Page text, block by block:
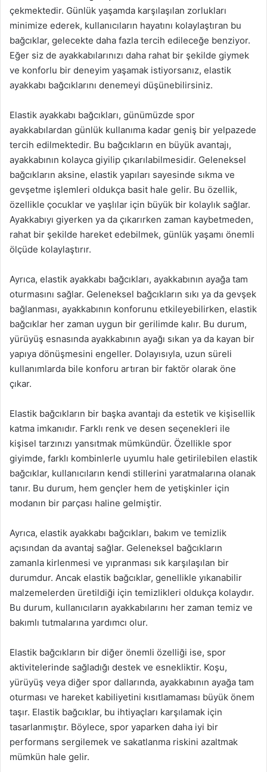
çekmektedir. Günlük yaşamda karşılaşılan zorlukları
minimize ederek, kullanıcıların hayatını kolaylaştıran bu
bağcıklar, gelecekte daha fazla tercih edileceğe benziyor.
Eğer siz de ayakkabılarınızı daha rahat bir şekilde giymek
ve konforlu bir deneyim yaşamak istiyorsanız, elastik
ayakkabı bağcıklarını denemeyi düşünebilirsiniz.
Elastik ayakkabı bağcıkları, günümüzde spor
ayakkabılardan günlük kullanıma kadar geniş bir yelpazede
tercih edilmektedir. Bu bağcıkların en büyük avantajı,
ayakkabının kolayca giyilip çıkarılabilmesidir. Geleneksel
bağcıkların aksine, elastik yapıları sayesinde sıkma ve
gevşetme işlemleri oldukça basit hale gelir. Bu özellik,
özellikle çocuklar ve yaşlılar için büyük bir kolaylık sağlar.
Ayakkabıyı giyerken ya da çıkarırken zaman kaybetmeden,
rahat bir şekilde hareket edebilmek, günlük yaşamı önemli
ölçüde kolaylaştırır.
Ayrıca, elastik ayakkabı bağcıkları, ayakkabının ayağa tam
oturmasını sağlar. Geleneksel bağcıkların sıkı ya da gevşek
bağlanması, ayakkabının konforunu etkileyebilirken, elastik
bağcıklar her zaman uygun bir gerilimde kalır. Bu durum,
yürüyüş esnasında ayakkabının ayağı sıkan ya da kayan bir
yapıya dönüşmesini engeller. Dolayısıyla, uzun süreli
kullanımlarda bile konforu artıran bir faktör olarak öne
çıkar.
Elastik bağcıkların bir başka avantajı da estetik ve kişisellik
katma imkanıdır. Farklı renk ve desen seçenekleri ile
kişisel tarzınızı yansıtmak mümkündür. Özellikle spor
giyimde, farklı kombinlerle uyumlu hale getirilebilen elastik
bağcıklar, kullanıcıların kendi stillerini yaratmalarına olanak
tanır. Bu durum, hem gençler hem de yetişkinler için
modanın bir parçası haline gelmiştir.
Ayrıca, elastik ayakkabı bağcıkları, bakım ve temizlik
açısından da avantaj sağlar. Geleneksel bağcıkların
zamanla kirlenmesi ve yıpranması sık karşılaşılan bir
durumdur. Ancak elastik bağcıklar, genellikle yıkanabilir
malzemelerden üretildiği için temizlikleri oldukça kolaydır.
Bu durum, kullanıcıların ayakkabılarını her zaman temiz ve
bakımlı tutmalarına yardımcı olur.
Elastik bağcıkların bir diğer önemli özelliği ise, spor
aktivitelerinde sağladığı destek ve esnekliktir. Koşu,
yürüyüş veya diğer spor dallarında, ayakkabının ayağa tam
oturması ve hareket kabiliyetini kısıtlamaması büyük önem
taşır. Elastik bağcıklar, bu ihtiyaçları karşılamak için
tasarlanmıştır. Böylece, spor yaparken daha iyi bir
performans sergilemek ve sakatlanma riskini azaltmak
mümkün hale gelir.